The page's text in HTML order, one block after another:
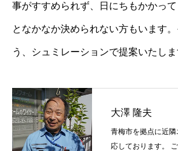
お問い合わせ
ホーム 浴槽塗装 ３つのこだわり 施
事がすすめられず、日にちもかかっ
となかなか決められない方もいます
う、シュミレーションで提案いたしま
大澤 隆夫
青梅市を拠点に近
応しております。